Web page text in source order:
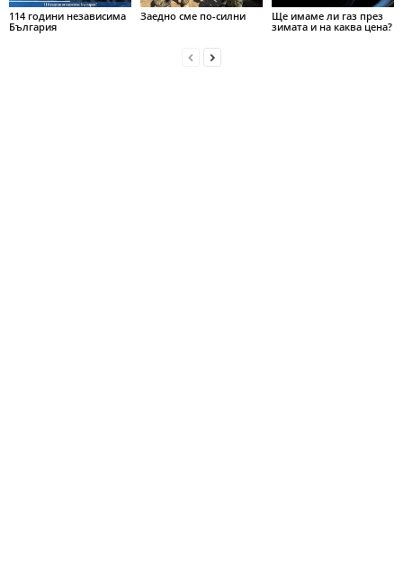
114 години независима
България
Заедно сме по-силни
Ще имаме ли газ през
зимата и на каква цена?